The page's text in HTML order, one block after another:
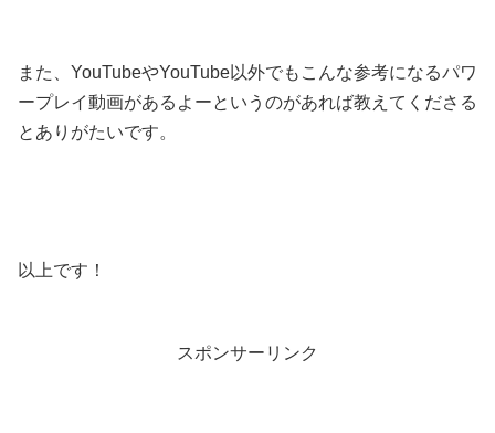
また、YouTubeやYouTube以外でもこんな参考になるパワ
ープレイ動画があるよーというのがあれば教えてくださる
とありがたいです。
以上です！
スポンサーリンク